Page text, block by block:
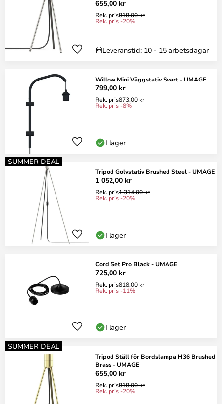
655,00 kr
Rek. pris818,00 kr
Rek. pris -20%
Leveranstid: 10 - 15 arbetsdagar
Willow Mini Väggstativ Svart - UMAGE
799,00 kr
Rek. pris873,00 kr
Rek. pris -8%
I lager
SUMMER DEAL
Tripod Golvstativ Brushed Steel - UMAGE
1 052,00 kr
Rek. pris1 314,00 kr
Rek. pris -20%
I lager
Cord Set Pro Black - UMAGE
725,00 kr
Rek. pris818,00 kr
Rek. pris -11%
I lager
SUMMER DEAL
Tripod Ställ för Bordslampa H36 Brushed
Brass - UMAGE
655,00 kr
Rek. pris818,00 kr
Rek. pris -20%